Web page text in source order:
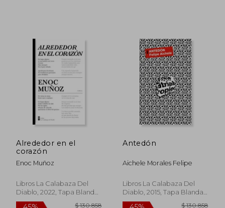
45%
dcto. $ 71.972
45%
dcto.
Alrededor en el
corazón
Enoc Muñoz
Libros La Calabaza Del
Diablo, 2022, Tapa Blanda,
Nuevo
Antedón
Aichele Morales Felipe
Libros La Calabaza Del
Diablo, 2015, Tapa Blanda,
Nuevo